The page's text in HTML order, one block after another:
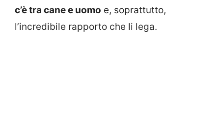
c’è tra cane e uomo e, soprattutto,
l’incredibile rapporto che li lega.